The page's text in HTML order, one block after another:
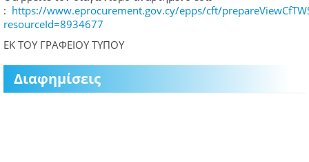
: https://www.eprocurement.gov.cy/epps/cft/
resourceId=8934677
ΕΚ ΤΟΥ ΓΡΑΦΕΙΟΥ ΤΥΠΟΥ
Διαφημίσεις